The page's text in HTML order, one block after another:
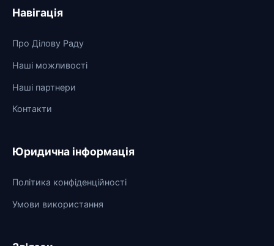
Навігація
Про Ділову Раду
Наші можливості
Наші партнери
Контакти
Юридична інформація
Політика конфіденційності
Умови використання